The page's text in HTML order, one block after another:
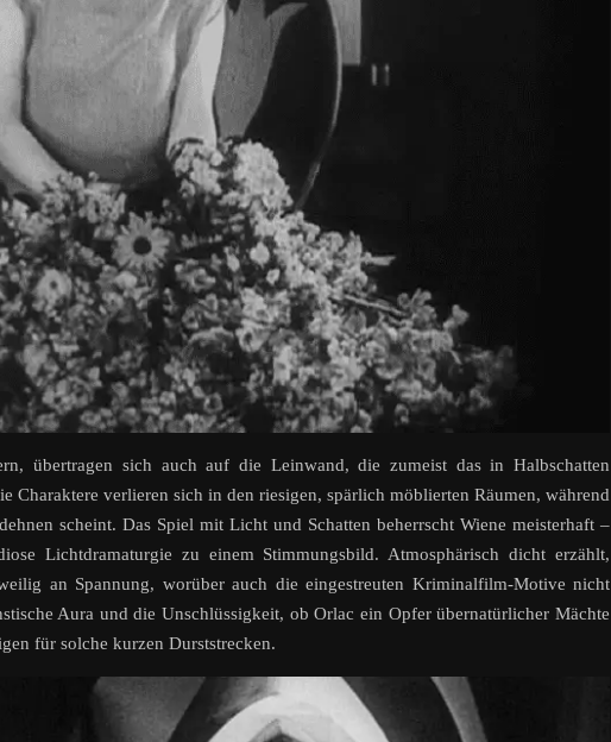
übertragen sich auch auf die Leinwand, die zumeist das in Halbschatten
Charaktere verlieren sich in den riesigen, spärlich möblierten Räumen, während
scheint. Das Spiel mit Licht und Schatten beherrscht Wiene meisterhaft –
Lichtdramaturgie zu einem Stimmungsbild. Atmosphärisch dicht erzählt,
an Spannung, worüber auch die eingestreuten Kriminalfilm-Motive nicht
Aura und die Unschlüssigkeit, ob Orlac ein Opfer übernatürlicher Mächte
für solche kurzen Durststrecken.